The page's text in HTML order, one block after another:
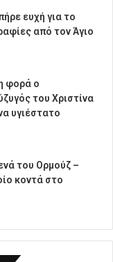
ευχή για το
από τον Άγιο
φορά ο
του Χριστίνα
υγιέστατο
του Ορμούζ –
κοντά στο